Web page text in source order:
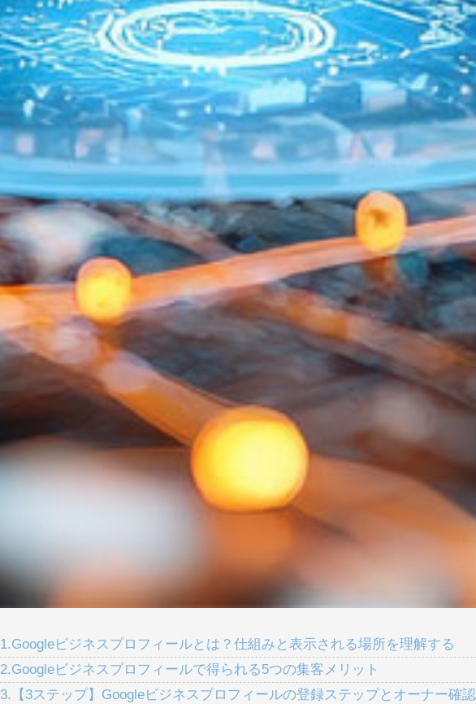
1.Googleビジネスプロフィールとは？仕組みと表示される場所を理解する
2.Googleビジネスプロフィールで得られる5つの集客メリット
3.【3ステップ】Googleビジネスプロフィールの登録ステップとオーナー確認